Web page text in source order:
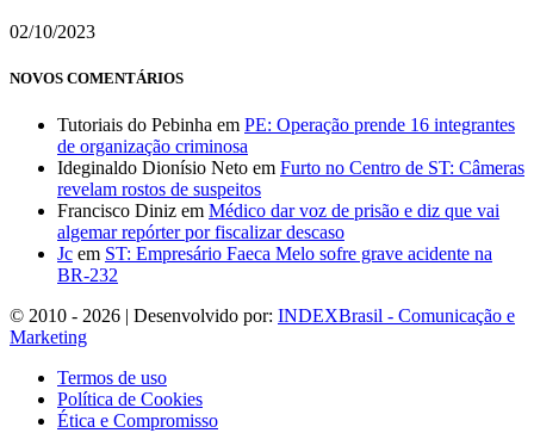
02/10/2023
NOVOS COMENTÁRIOS
Tutoriais do Pebinha em PE: Operação prende 16 integrantes
de organização criminosa
Ideginaldo Dionísio Neto em Furto no Centro de ST: Câmeras
revelam rostos de suspeitos
Francisco Diniz em Médico dar voz de prisão e diz que vai
algemar repórter por fiscalizar descaso
Jc em ST: Empresário Faeca Melo sofre grave acidente na
BR-232
© 2010 - 2026 | Desenvolvido por: INDEXBrasil - Comunicação e
Marketing
Termos de uso
Política de Cookies
Ética e Compromisso